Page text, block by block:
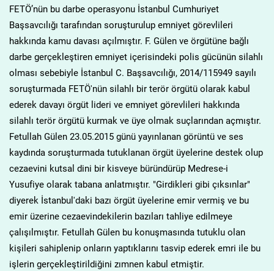
FETÖ’nün bu darbe operasyonu İstanbul Cumhuriyet
Başsavcılığı tarafından soruşturulup emniyet görevlileri
hakkında kamu davası açılmıştır. F. Gülen ve örgütüne bağlı
darbe gerçekleştiren emniyet içerisindeki polis gücünün silahlı
olması sebebiyle İstanbul C. Başsavcılığı, 2014/115949 sayılı
soruşturmada FETÖ'nün silahlı bir terör örgütü olarak kabul
ederek davayı örgüt lideri ve emniyet görevlileri hakkında
silahlı terör örgütü kurmak ve üye olmak suçlarından açmıştır.
Fetullah Gülen 23.05.2015 günü yayınlanan görüntü ve ses
kaydında soruşturmada tutuklanan örgüt üyelerine destek olup
cezaevini kutsal dini bir kisveye büründürüp Medrese-i
Yusufiye olarak tabana anlatmıştır. "Girdikleri gibi çıksınlar"
diyerek İstanbul'daki bazı örgüt üyelerine emir vermiş ve bu
emir üzerine cezaevindekilerin bazıları tahliye edilmeye
çalışılmıştır. Fetullah Gülen bu konuşmasında tutuklu olan
kişileri sahiplenip onların yaptıklarını tasvip ederek emri ile bu
işlerin gerçekleştirildiğini zımnen kabul etmiştir.